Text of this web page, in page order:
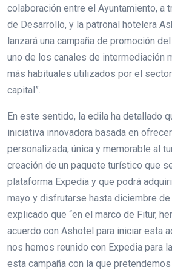
colaboración entre el Ayuntamiento, a
de Desarrollo, y la patronal hotelera
lanzará una campaña de promoción
uno de los canales de intermediación
más habituales utilizados por el
capital”.
En este sentido, la edila ha detallado
iniciativa innovadora basada en
personalizada, única y memorable al
creación de un paquete turístico que
plataforma Expedia y que podrá
mayo y disfrutarse hasta diciembre de
explicado que “en el marco de Fitur,
acuerdo con Ashotel para iniciar esta
nos hemos reunido con Expedia para
esta campaña con la que